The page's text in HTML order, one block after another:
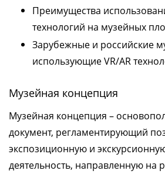
Преимущества
технологий на музейных
Зарубежные и российские
использующие VR/AR
Музейная концепция
Музейная концепция –
документ, регламентирующий
экспозиционную и
деятельность, направленную на